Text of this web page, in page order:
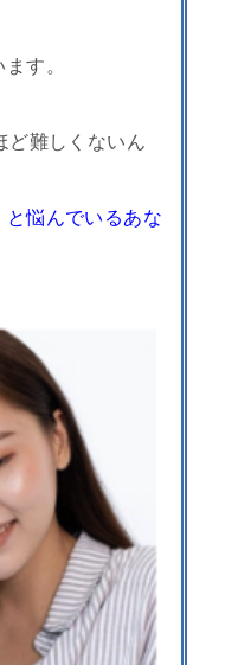
す。
ど難しくないん
悩んでいるあな